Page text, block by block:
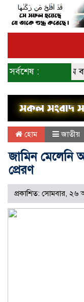
সর্বশেষ :স্বর্ণের দামে বড়
হোম জাতীয়
জামিন মেলেনি
প্রেরণ
প্রকাশিত: সোমবার,